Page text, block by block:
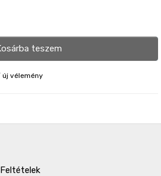
teszem
új vélemény